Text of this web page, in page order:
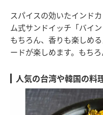
スパイスの効いたインド
ム式サンドイッチ「バイ
もちろん、香りも楽しめ
ードが楽しめます。もち
人気の台湾や韓国の料